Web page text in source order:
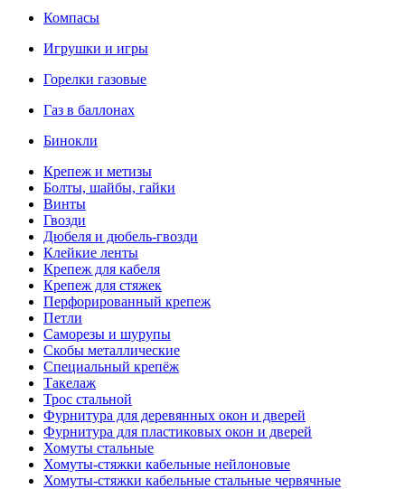
Компасы
Игрушки и игры
Горелки газовые
Газ в баллонах
Бинокли
Крепеж и метизы
Болты, шайбы, гайки
Винты
Гвозди
Дюбеля и дюбель-гвозди
Клейкие ленты
Крепеж для кабеля
Крепеж для стяжек
Перфорированный крепеж
Петли
Саморезы и шурупы
Скобы металлические
Специальный крепёж
Такелаж
Трос стальной
Фурнитура для деревянных окон и дверей
Фурнитура для пластиковых окон и дверей
Хомуты стальные
Хомуты-стяжки кабельные нейлоновые
Хомуты-стяжки кабельные стальные червячные